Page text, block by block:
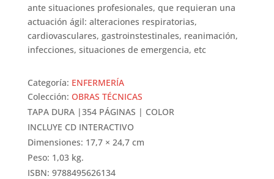
ante situaciones profesionales, que requieran una
actuación ágil: alteraciones respiratorias,
cardiovasculares, gastroinstestinales, reanimación,
infecciones, situaciones de emergencia, etc
Categoría: ENFERMERÍA
Colección: OBRAS TÉCNICAS
TAPA DURA |354 PÁGINAS | COLOR
INCLUYE CD INTERACTIVO
Dimensiones: 17,7 × 24,7 cm
Peso: 1,03 kg.
ISBN: 9788495626134